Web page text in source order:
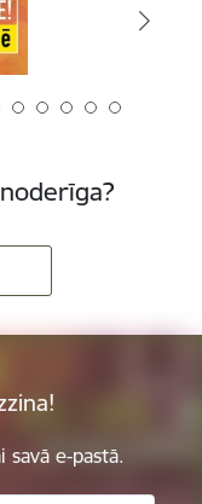
savā e-pastā.